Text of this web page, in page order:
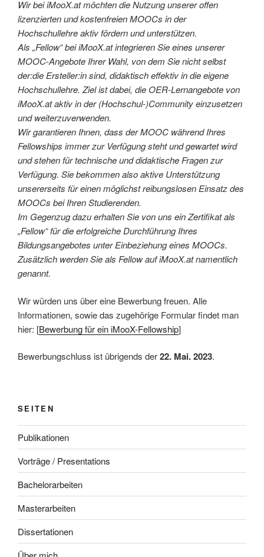
Wir bei iMooX.at möchten die Nutzung unserer offen
lizenzierten und kostenfreien MOOCs in der
Hochschullehre aktiv fördern und unterstützen.
Als „Fellow“ bei iMooX.at integrieren Sie eines unserer
MOOC-Angebote Ihrer Wahl, von dem Sie nicht selbst
der:die Ersteller:in sind, didaktisch effektiv in die eigene
Hochschullehre. Ziel ist dabei, die OER-Lernangebote von
iMooX.at aktiv in der (Hochschul-)Community einzusetzen
und weiterzuverwenden.
Wir garantieren Ihnen, dass der MOOC während Ihres
Fellowships immer zur Verfügung steht und gewartet wird
und stehen für technische und didaktische Fragen zur
Verfügung. Sie bekommen also aktive Unterstützung
unsererseits für einen möglichst reibungslosen Einsatz des
MOOCs bei Ihren Studierenden.
Im Gegenzug dazu erhalten Sie von uns ein Zertifikat als
„Fellow“ für die erfolgreiche Durchführung Ihres
Bildungsangebotes unter Einbeziehung eines MOOCs.
Zusätzlich werden Sie als Fellow auf iMooX.at namentlich
genannt.
Wir würden uns über eine Bewerbung freuen. Alle
Informationen, sowie das zugehörige Formular findet man
hier: [Bewerbung für ein iMooX-Fellowship]
Bewerbungschluss ist übrigends der22. Mai. 2023.
SEITEN
Publikationen
Vorträge / Presentations
Bachelorarbeiten
Masterarbeiten
Dissertationen